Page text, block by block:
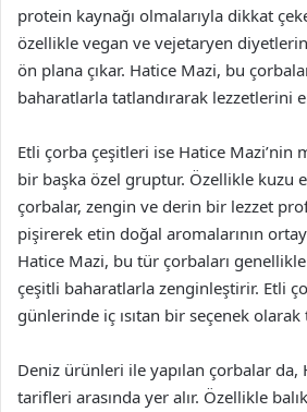
protein kaynağı olmalarıyla dikkat
özellikle vegan ve vejetaryen
ön plana çıkar. Hatice Mazi, bu
baharatlarla tatlandırarak lezzetlerini
Etli çorba çeşitleri ise Hatice Mazi’nin
bir başka özel gruptur. Özellikle kuzu
çorbalar, zengin ve derin bir lezzet
pişirerek etin doğal aromalarının
Hatice Mazi, bu tür çorbaları
çeşitli baharatlarla zenginleştirir. Etli
günlerinde iç ısıtan bir seçenek
Deniz ürünleri ile yapılan çorbalar da,
tarifleri arasında yer alır. Özellikle